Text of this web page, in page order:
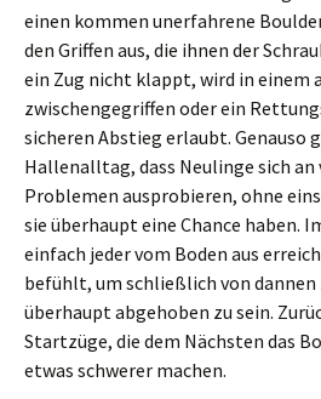
einen kommen unerfahrene
den Griffen aus, die ihnen der
ein Zug nicht klappt, wird in einem
zwischengegriffen oder ein
sicheren Abstieg erlaubt. Genauso
Hallenalltag, dass Neulinge sich an
Problemen ausprobieren, ohne
sie überhaupt eine Chance haben.
einfach jeder vom Boden aus
befühlt, um schließlich von dannen
überhaupt abgehoben zu sein.
Startzüge, die dem Nächsten das
etwas schwerer machen.